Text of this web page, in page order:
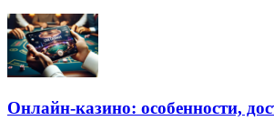
Онлайн-казино: особенности,